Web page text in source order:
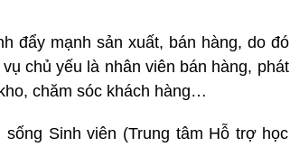
đẩy mạnh sản xuất, bán hàng, do đó
chủ yếu là nhân viên bán hàng, phát
chăm sóc khách hàng…
Sinh viên (Trung tâm Hỗ trợ học